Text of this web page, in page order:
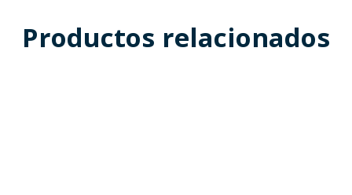
Productos relacionados